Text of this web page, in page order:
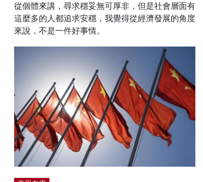
從個體來講，尋求穩妥無可厚非，但是社會層面有
這麼多的人都追求安穩，我覺得從經濟發展的角度
來說，不是一件好事情。